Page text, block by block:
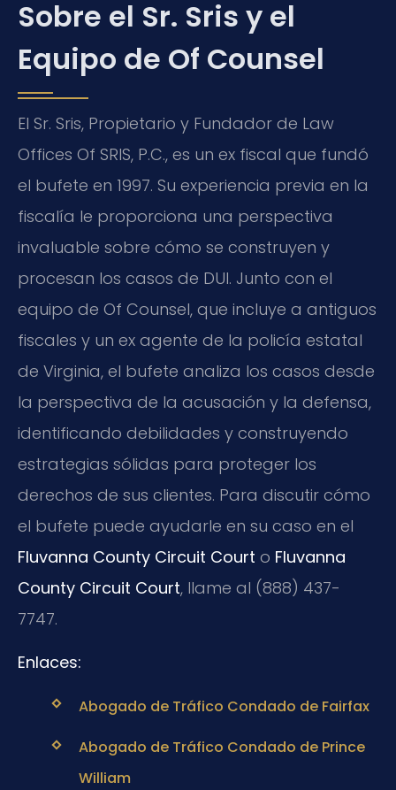
Sobre el Sr. Sris y el
Equipo de Of Counsel
El Sr. Sris, Propietario y Fundador de Law
Offices Of SRIS, P.C., es un ex fiscal que fundó
el bufete en 1997. Su experiencia previa en la
fiscalía le proporciona una perspectiva
invaluable sobre cómo se construyen y
procesan los casos de DUI. Junto con el
equipo de Of Counsel, que incluye a antiguos
fiscales y un ex agente de la policía estatal
de Virginia, el bufete analiza los casos desde
la perspectiva de la acusación y la defensa,
identificando debilidades y construyendo
estrategias sólidas para proteger los
derechos de sus clientes. Para discutir cómo
el bufete puede ayudarle en su caso en el
Fluvanna County Circuit Court o Fluvanna
County Circuit Court, llame al (888) 437-
7747.
Enlaces:
Abogado de Tráfico Condado de Fairfax
Abogado de Tráfico Condado de Prince
William